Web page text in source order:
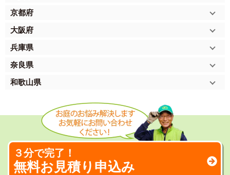
京都府
大阪府
兵庫県
奈良県
和歌山県
３分で完了！
無料お見積り申込み